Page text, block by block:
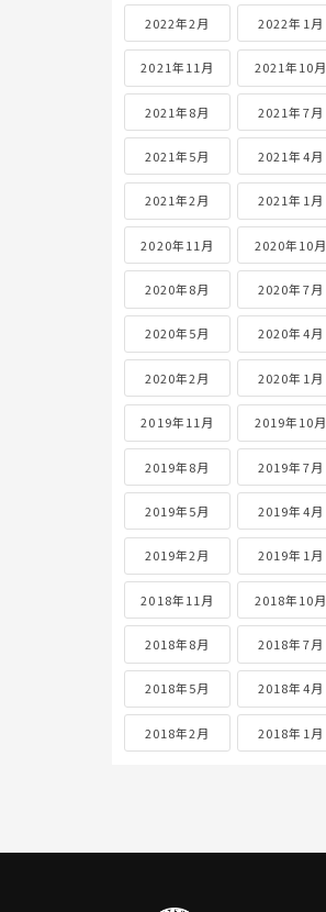
2022年2月 2022年1月
2021年11月 2021年10月
2021年8月 2021年7月
2021年5月 2021年4月
2021年2月 2021年1月
2020年11月 2020年10月
2020年8月 2020年7月
2020年5月 2020年4月
2020年2月 2020年1月
2019年11月 2019年10月
2019年8月 2019年7月
2019年5月 2019年4月
2019年2月 2019年1月
2018年11月 2018年10月
2018年8月 2018年7月
2018年5月 2018年4月
2018年2月 2018年1月